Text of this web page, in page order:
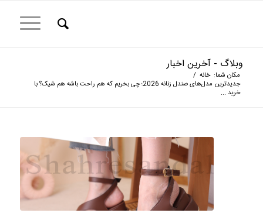
وبلاگ - آخرین اخبار
مکان شما: خانه /
جدیدترین مدل‌های صندل زنانه 2026؛ چی بخریم که هم راحت باشه هم شیک؟ با
خرید ...